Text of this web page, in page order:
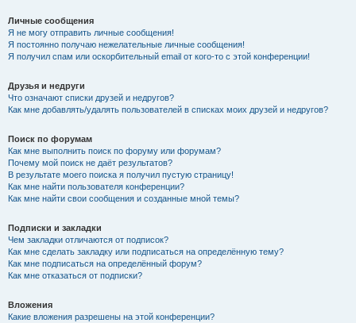
Личные сообщения
Я не могу отправить личные сообщения!
Я постоянно получаю нежелательные личные сообщения!
Я получил спам или оскорбительный email от кого-то с этой конференции!
Друзья и недруги
Что означают списки друзей и недругов?
Как мне добавлять/удалять пользователей в списках моих друзей и недругов?
Поиск по форумам
Как мне выполнить поиск по форуму или форумам?
Почему мой поиск не даёт результатов?
В результате моего поиска я получил пустую страницу!
Как мне найти пользователя конференции?
Как мне найти свои сообщения и созданные мной темы?
Подписки и закладки
Чем закладки отличаются от подписок?
Как мне сделать закладку или подписаться на определённую тему?
Как мне подписаться на определённый форум?
Как мне отказаться от подписки?
Вложения
Какие вложения разрешены на этой конференции?